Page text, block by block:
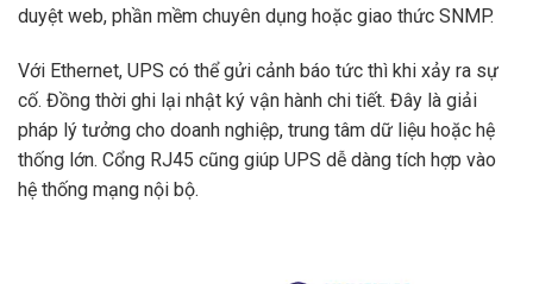
duyệt web, phần mềm chuyên dụng hoặc giao thức SNMP.
Với Ethernet, UPS có thể gửi cảnh báo tức thì khi xảy ra sự
cố. Đồng thời ghi lại nhật ký vận hành chi tiết. Đây là giải
pháp lý tưởng cho doanh nghiệp, trung tâm dữ liệu hoặc hệ
thống lớn. Cổng RJ45 cũng giúp UPS dễ dàng tích hợp vào
hệ thống mạng nội bộ.